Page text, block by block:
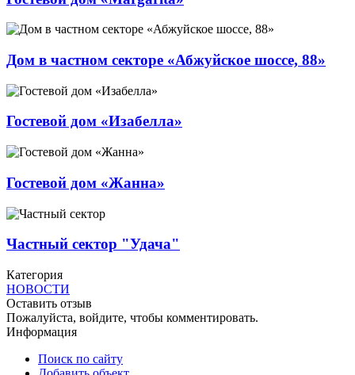
Дом в частном секторе «Абжуйское шоссе, 88»
Гостевой дом «Изабелла»
Гостевой дом «Жанна»
Частный сектор "Удача"
Категория
НОВОСТИ
Оставить отзыв
Пожалуйста, войдите, чтобы комментировать.
Информация
Поиск по сайту